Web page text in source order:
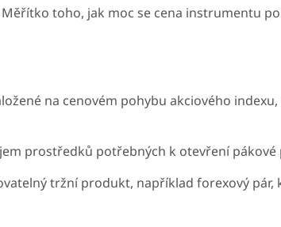
Měřítko toho, jak moc se cena instrumentu
na cenovém pohybu akciového indexu,
prostředků potřebných k otevření pákové
tržní produkt, například forexový pár,